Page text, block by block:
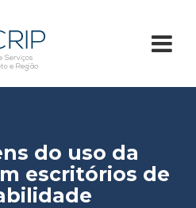
do uso da
escritórios de